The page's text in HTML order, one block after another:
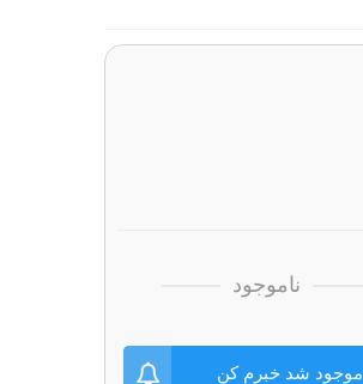
ناموجود
موجود شد خبرم کن